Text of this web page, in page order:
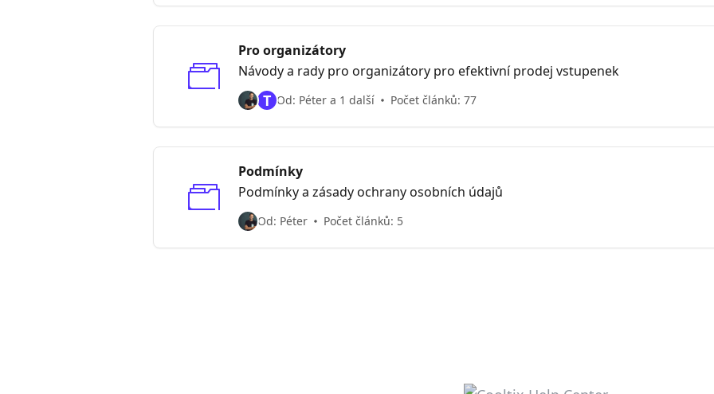
Pro organizátory
Návody a rady pro organizátory pro efektivní prodej vstupenek
T Od: Péter a 1 další Počet článků: 77
Podmínky
Podmínky a zásady ochrany osobních údajů
Od: Péter Počet článků: 5